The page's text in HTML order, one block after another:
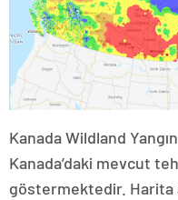
Kanada Wildland
Kanada’daki mevcut
göstermektedir. Harita